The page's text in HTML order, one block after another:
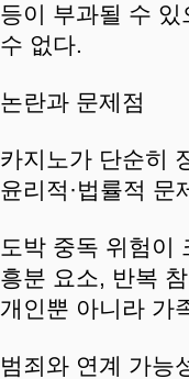
등이 부과될 수
수 없다.
논란과 문제점
카지노가 단순히
윤리적·법률적 문
도박 중독 위험이
흥분 요소, 반복
개인뿐 아니라 가
범죄와 연계 가능